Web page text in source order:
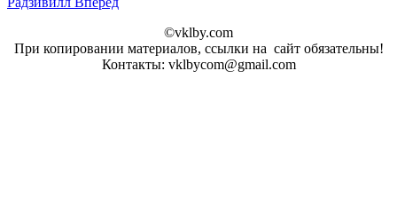
©vklby.com
При копировании материалов, ссылки на сайт обязательны!
Контакты: vklbycom@gmail.com